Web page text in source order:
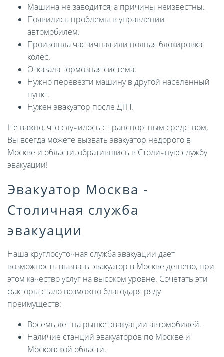
Машина не заводится, а причины неизвестны.
Появились проблемы в управлении
автомобилем.
Произошла частичная или полная блокировка
колес.
Отказала тормозная система.
Нужно перевезти машину в другой населенный
пункт.
Нужен эвакуатор после ДТП.
Не важно, что случилось с транспортным средством,
Вы всегда можете вызвать эвакуатор недорого в
Москве и области, обратившись в Столичную службу
эвакуации!
Эвакуатор Москва -
Столичная служба
эвакуации
Наша круглосуточная служба эвакуации дает
возможность вызвать эвакуатор в Москве дешево, при
этом качество услуг на высоком уровне. Сочетать эти
факторы стало возможно благодаря ряду
преимуществ:
Восемь лет на рынке эвакуации автомобилей.
Наличие станций эвакуаторов по Москве и
Московской области.